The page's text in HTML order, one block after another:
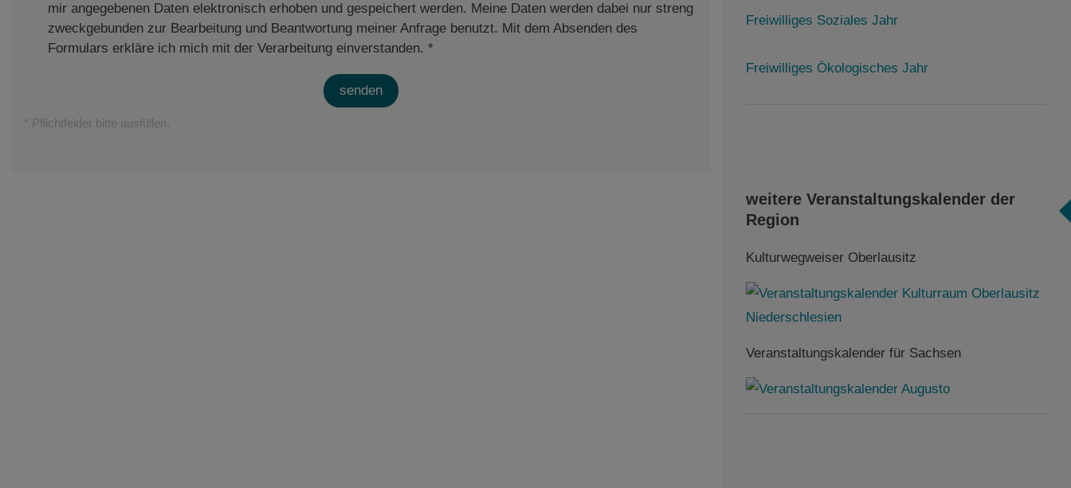
mir angegebenen Daten elektronisch erhoben und gespeichert werden. Meine Daten werden dabei nur streng
zweckgebunden zur Bearbeitung und Beantwortung meiner Anfrage benutzt. Mit dem Absenden des
Formulars erkläre ich mich mit der Verarbeitung einverstanden. *
senden
* Pflichtfelder bitte ausfüllen.
Freiwilliges Soziales Jahr
Freiwilliges Ökologisches Jahr
weitere Veranstaltungskalender der
Region
Kulturwegweiser Oberlausitz
Veranstaltungskalender für Sachsen